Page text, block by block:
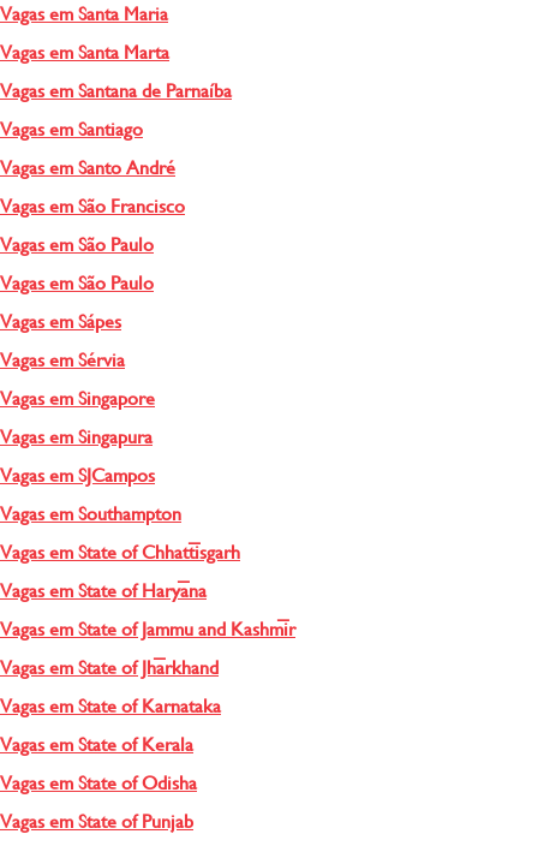
Vagas em Santa Maria
Vagas em Santa Marta
Vagas em Santana de Parnaíba
Vagas em Santiago
Vagas em Santo André
Vagas em São Francisco
Vagas em São Paulo
Vagas em São Paulo
Vagas em Sápes
Vagas em Sérvia
Vagas em Singapore
Vagas em Singapura
Vagas em SJCampos
Vagas em Southampton
Vagas em State of Chhattīsgarh
Vagas em State of Haryāna
Vagas em State of Jammu and Kashmīr
Vagas em State of Jhārkhand
Vagas em State of Karnataka
Vagas em State of Kerala
Vagas em State of Odisha
Vagas em State of Punjab